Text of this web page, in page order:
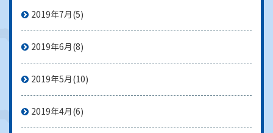
2019年7月 (5)
2019年6月 (8)
2019年5月 (10)
2019年4月 (6)